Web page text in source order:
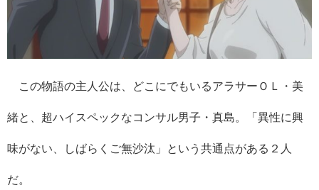
この物語の主人公は、どこにでもいるアラサーＯＬ・美
緒と、超ハイスペックなコンサル男子・真島。「異性に興
味がない、しばらくご無沙汰」という共通点がある２人
だ。